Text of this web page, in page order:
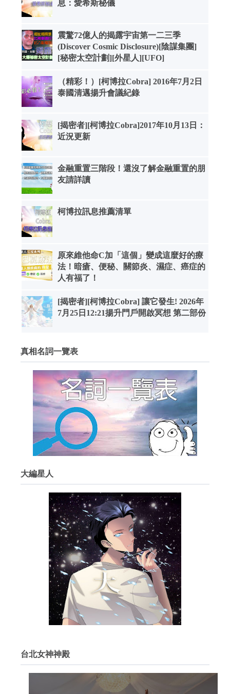
息：愛希斯秘儀
震驚72億人的揭露宇宙第一二三季
(Discover Cosmic Disclosure)[陰謀集團]
[秘密太空計劃][外星人][UFO]
（精彩！）[柯博拉Cobra] 2016年7月2日
泰國清邁揚升會議紀錄
[揭密者][柯博拉Cobra]2017年10月13日：
近況更新
金融重置三階段！還沒了解金融重置的朋
友請詳讀
柯博拉訊息推薦清單
原來維他命C加「這個」變成這麼好的療
法！暗瘡、便秘、關節炎、濕症、癌症的
人有福了！
[揭密者][柯博拉Cobra] 讓它發生! 2026年
7月25日12:21揚升門戶開啟冥想 第二部份
真相名詞一覽表
大編星人
台北女神神殿